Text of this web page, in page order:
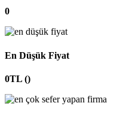
0
En Düşük Fiyat
0TL ()